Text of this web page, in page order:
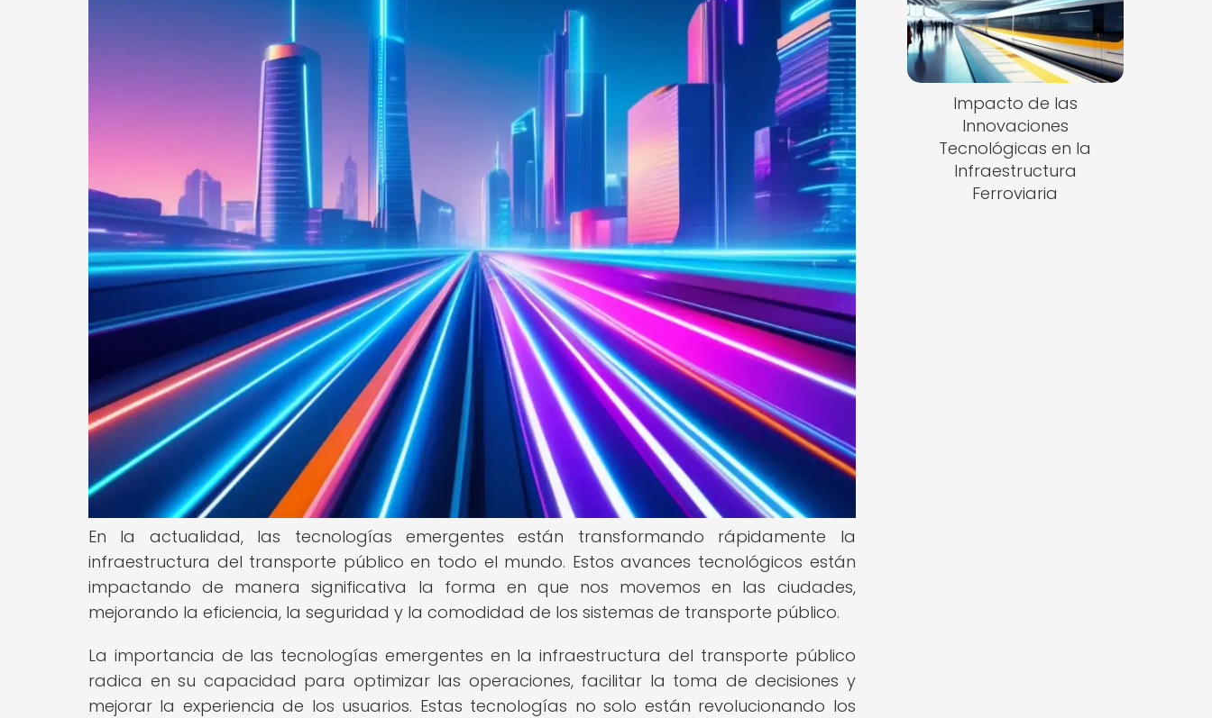
En la actualidad, las tecnologías emergentes están transformando rápidamente la
infraestructura del transporte público en todo el mundo. Estos avances tecnológicos están
impactando de manera significativa la forma en que nos movemos en las ciudades,
mejorando la eficiencia, la seguridad y la comodidad de los sistemas de transporte público.
La importancia de las tecnologías emergentes en la infraestructura del transporte público
radica en su capacidad para optimizar las operaciones, facilitar la toma de decisiones y
mejorar la experiencia de los usuarios. Estas tecnologías no solo están revolucionando los
Impacto de las
Innovaciones
Tecnológicas en la
Infraestructura
Ferroviaria